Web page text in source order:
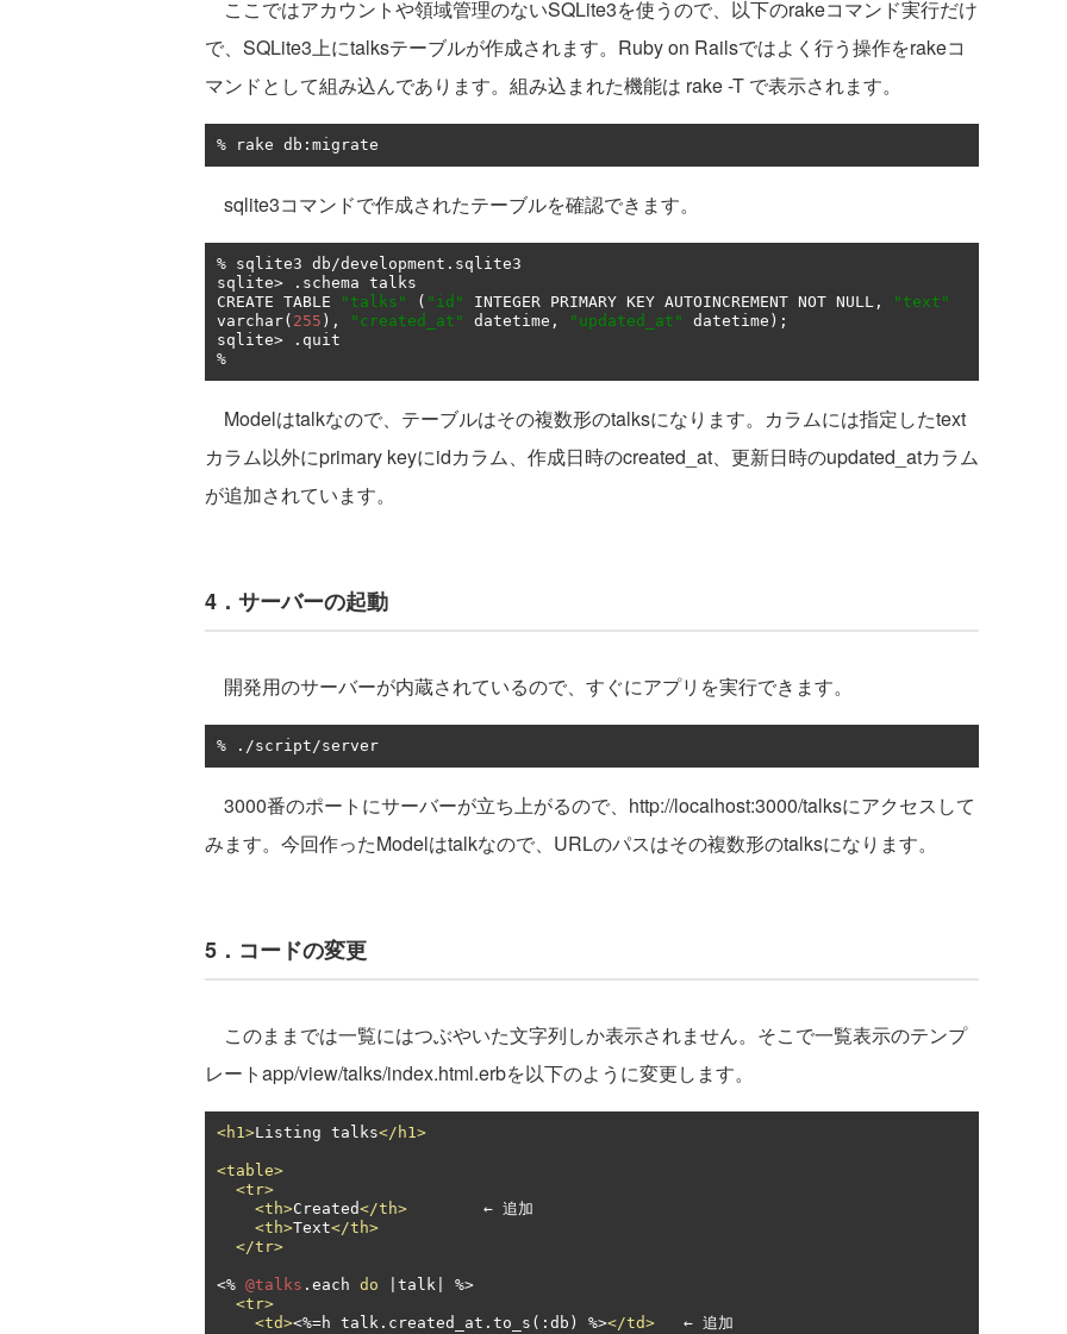
ここではアカウントや領域管理のないSQLite3を使うので、以下のrakeコマンド実行だけ
で、SQLite3上にtalksテーブルが作成されます。Ruby on Railsではよく行う操作をrakeコ
マンドとして組み込んであります。組み込まれた機能は rake -T で表示されます。
% rake db : migrate
sqlite3コマンドで作成されたテーブルを確認できます。
% sqlite3 db/development . sqlite3
sqlite> . schema talks
CREATE TABLE
"talks" ( "id" INTEGER PRIMARY KEY AUTOINCREMENT NOT NULL ,
"text"
varchar( 255 ), "created_at" datetime , "updated_at" datetime );
sqlite> .
%
Modelはtalkなので、テーブルはその複数形のtalksになります。カラムには指定したtext
カラム以外にprimary keyにidカラム、作成日時のcreated_at、更新日時のupdated_atカラム
が追加されています。
4．サーバーの起動
開発用のサーバーが内蔵されているので、すぐにアプリを実行できます。
% ./script/server
3000番のポートにサーバーが立ち上がるので、http://localhost:3000/talksにアクセスして
みます。今回作ったModelはtalkなので、URLのパスはその複数形のtalksになります。
5．コードの変更
このままでは一覧にはつぶやいた文字列しか表示されません。そこで一覧表示のテンプ
レートapp/view/talks/index.html.erbを以下のように変更します。
<h1>Listing talks</h1>
<table>
<tr>
<th>Created</th>
        ← 追加
<th>Text</th>
</tr>
<% @talks . each do talk
%>
<tr>
<td><%=h talk . created_at . to_s (: db ) %></td>
   ← 追加